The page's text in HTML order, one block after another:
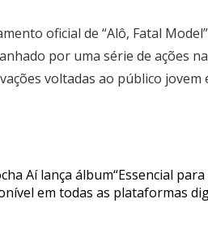
oficial de “Alô, Fatal
por uma série de ações
voltadas ao público
Aí lança álbum“Essencial para
em todas as plataformas